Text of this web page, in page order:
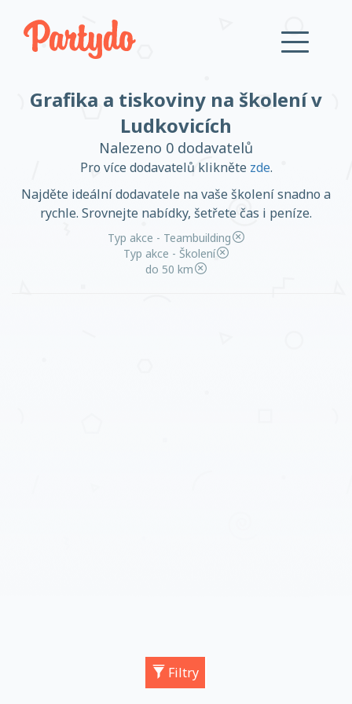
Založit účet
Přihlásit se
Založit účet
Filtry
Grafika a tiskoviny na školení v
Ludkovicích
Nalezeno 0 dodavatelů
Pro více dodavatelů klikněte zde.
Najděte ideální dodavatele na vaše školení snadno a
rychle. Srovnejte nabídky, šetřete čas i peníze.
Typ akce - Teambuilding
Typ akce - Školení
do 50 km